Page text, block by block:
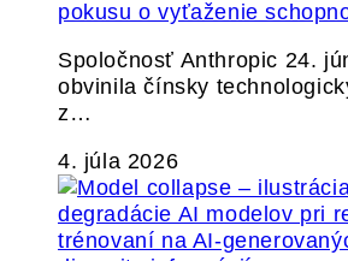
pokusu o vyťaženie
Spoločnosť Anthropic 24.
obvinila čínsky
z…
4. júla 2026